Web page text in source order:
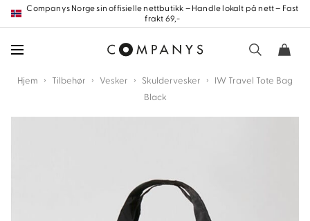
Hopp
frem
innholdet
Companys Norge sin offisielle nettbutikk – Handle lokalt på nett – Fast
frakt 69,-
Hjem › Tilbehør › Vesker › Skuldervesker › IW Travel Tote Bag
Black